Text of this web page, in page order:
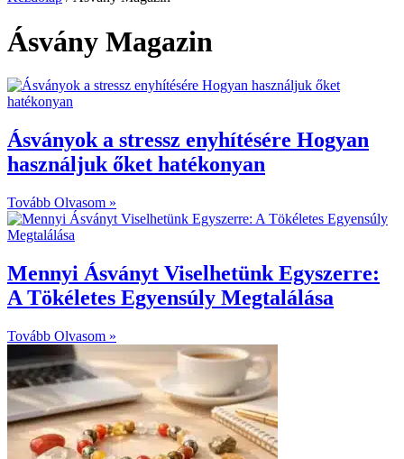
Ásvány Magazin
Ásványok a stressz enyhítésére Hogyan
használjuk őket hatékonyan
Tovább Olvasom »
Mennyi Ásványt Viselhetünk Egyszerre:
A Tökéletes Egyensúly Megtalálása
Tovább Olvasom »